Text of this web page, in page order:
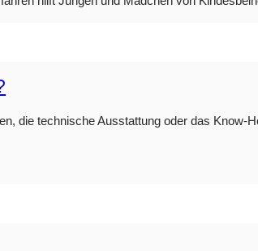
die technische Ausstattung oder das Know-